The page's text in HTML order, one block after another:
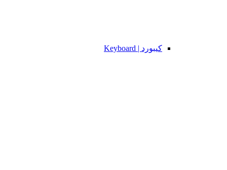
کیبورد | Keyboard